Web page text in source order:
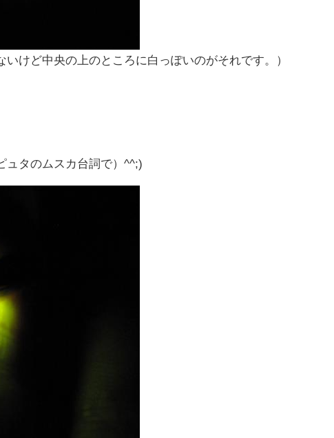
けど中央の上のところに白っぽいのがそれです。）
ュタのムスカ台詞で）^^;)